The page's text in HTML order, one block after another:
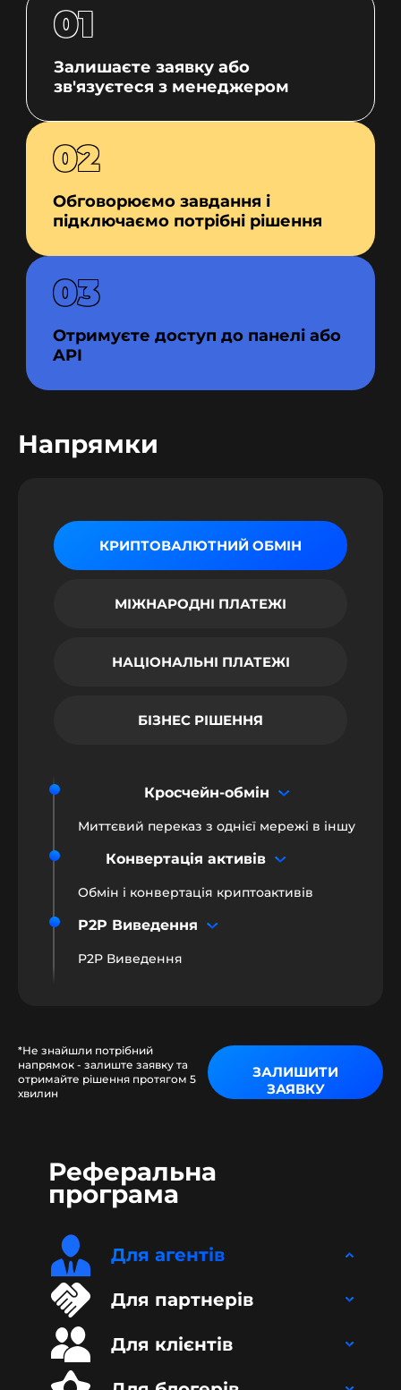
01
Залишаєте заявку або
зв'язуєтеся з менеджером
02
Обговорюємо завдання і
підключаємо потрібні рішення
03
Отримуєте доступ до панелі або
API
Напрямки
КРИПТОВАЛЮТНИЙ ОБМІН
МІЖНАРОДНІ ПЛАТЕЖІ
НАЦІОНАЛЬНІ ПЛАТЕЖІ
БІЗНЕС РІШЕННЯ
Кросчейн-обмін
Миттєвий переказ з однієї мережі в іншу
Конвертація активів
Обмін і конвертація криптоактивів
P2P Виведення
P2P Виведення
*Не знайшли потрібний
напрямок - залиште заявку та
отримайте рішення протягом 5
хвилин
ЗАЛИШИТИ
ЗАЯВКУ
Реферальна
програма
Для агентів
Для партнерів
Для клієнтів